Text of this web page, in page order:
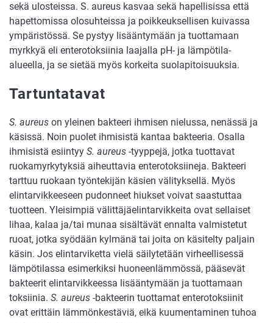
sekä ulosteissa. S. aureus kasvaa sekä hapellisissa että
hapettomissa olosuhteissa ja poikkeuksellisen kuivassa
ympäristössä. Se pystyy lisääntymään ja tuottamaan
myrkkyä eli enterotoksiinia laajalla pH- ja lämpötila-
alueella, ja se sietää myös korkeita suolapitoisuuksia.
Tartuntatavat
S. aureus on yleinen bakteeri ihmisen nielussa, nenässä ja
käsissä. Noin puolet ihmisistä kantaa bakteeria. Osalla
ihmisistä esiintyy S. aureus -tyyppejä, jotka tuottavat
ruokamyrkytyksiä aiheuttavia enterotoksiineja. Bakteeri
tarttuu ruokaan työntekijän käsien välityksellä. Myös
elintarvikkeeseen pudonneet hiukset voivat saastuttaa
tuotteen. Yleisimpiä välittäjäelintarvikkeita ovat sellaiset
lihaa, kalaa ja/tai munaa sisältävät ennalta valmistetut
ruoat, jotka syödään kylmänä tai joita on käsitelty paljain
käsin. Jos elintarviketta vielä säilytetään virheellisessä
lämpötilassa esimerkiksi huoneenlämmössä, pääsevät
bakteerit elintarvikkeessa lisääntymään ja tuottamaan
toksiinia. S. aureus -bakteerin tuottamat enterotoksiinit
ovat erittäin lämmönkestäviä, eikä kuumentaminen tuhoa